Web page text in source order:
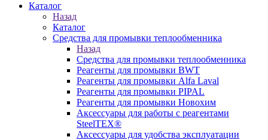
Каталог
Назад
Каталог
Средства для промывки теплообменника
Назад
Средства для промывки теплообменника
Реагенты для промывки BWT
Реагенты для промывки Alfa Laval
Реагенты для промывки PIPAL
Реагенты для промывки Новохим
Аксессуары для работы с реагентами
SteelTEX®
Аксессуары для удобства эксплуатации